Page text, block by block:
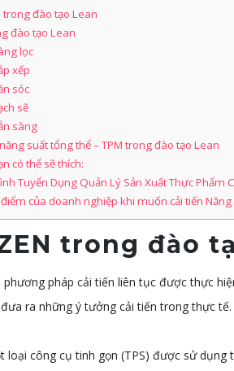
trong đào tạo Lean
đào tạo Lean
lọc
xếp
sóc
sẽ
sàng
suất tổng thể – TPM trong đào tạo Lean
có thể sẽ thích:
Tuyển Dụng Quản Lý Sản Xuất Thực Phẩm
của doanh nghiệp khi muốn cải tiến Năng
trong đào
phương pháp cải tiến liên tục được thực
ra những ý tưởng cải tiến trong thực tế.
loại công cụ tinh gọn (TPS) được sử dụng